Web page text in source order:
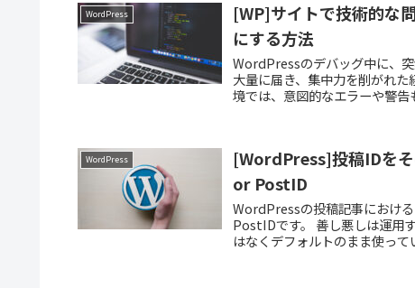
WordPress
[WP]サイトで技術的な
にする方法
WordPressのデバッグ中に、
大量に届き、集中力を削がれ
境では、意図的なエラーや警
WordPress
[WordPress]投稿IDを
or PostID
WordPressの投稿記事におけ
PostIDです。 善し悪しは運用
はなくデフォルトのまま使って